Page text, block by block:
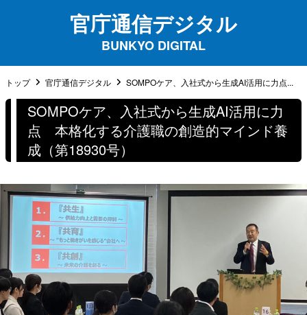
官庁通信デジタル
BUNKYO DIGITAL
トップ 官庁通信デジタル SOMPOケア、入社式から生成AI活用に力点...
SOMPOケア、入社式から生成AI活用に力
点 本格化する介護職の創造的マインド養
成（第18930号）